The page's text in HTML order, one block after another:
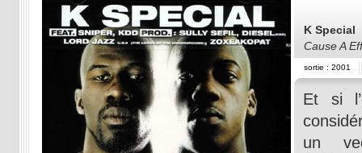
K Special
Cause A
sortie : 2001
Et si
un